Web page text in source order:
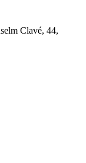
Clavé, 44,